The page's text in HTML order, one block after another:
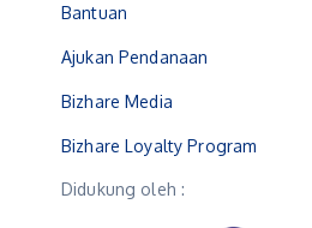
Bantuan
Ajukan Pendanaan
Bizhare Media
Bizhare Loyalty Program
Didukung oleh :